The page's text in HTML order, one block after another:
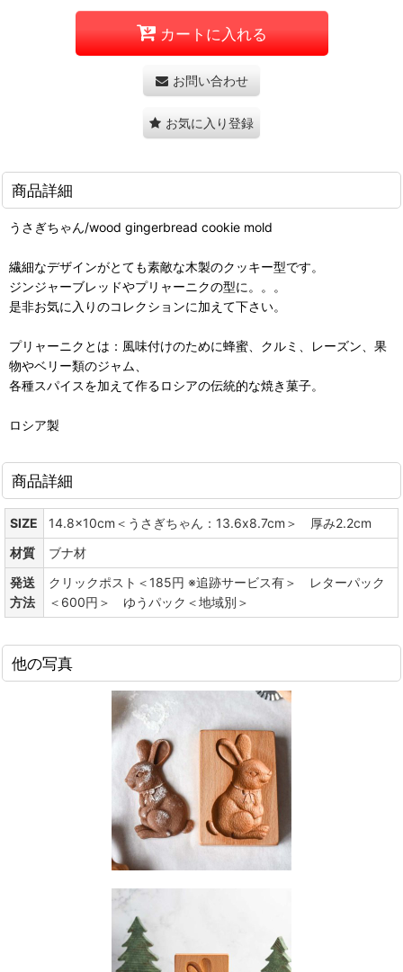
カートに入れる
お問い合わせ
お気に入り登録
商品詳細
うさぎちゃん/wood gingerbread cookie mold
繊細なデザインがとても素敵な木製のクッキー型です。
ジンジャーブレッドやプリャーニクの型に。。。
是非お気に入りのコレクションに加えて下さい。
プリャーニクとは：風味付けのために蜂蜜、クルミ、レーズン、果
物やベリー類のジャム、
各種スパイスを加えて作るロシアの伝統的な焼き菓子。
ロシア製
商品詳細
SIZE
14.8x10cm＜うさぎちゃん：13.6x8.7cm＞ 厚み2.2cm
材質
ブナ材
発送
方法
クリックポスト＜185円 ※追跡サービス有＞ レターパック
＜600円＞ ゆうパック＜地域別＞
他の写真